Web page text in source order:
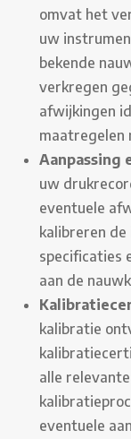
omvat het
uw
bekende
verkregen
afwijkingen
maatregelen
Aanpassing
uw
eventuele
kalibreren
specificaties
aan de
kalibratie
alle
eventuele